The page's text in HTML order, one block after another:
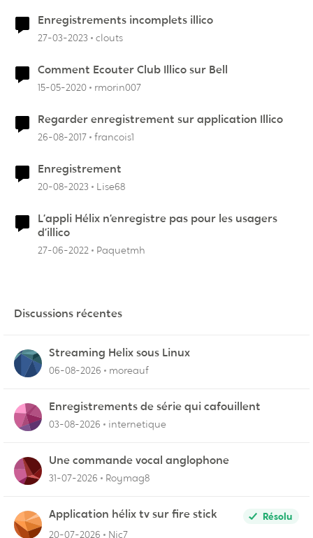
Enregistrements incomplets illico
27-03-2023 clouts
Comment Ecouter Club Illico sur Bell
15-05-2020 rmorin007
Regarder enregistrement sur application Illico
26-08-2017 francois1
Enregistrement
20-08-2023 Lise68
L’appli Hélix n’enregistre pas pour les usagers
d’illico
27-06-2022 Paquetmh
Discussions récentes
Streaming Helix sous Linux
06-08-2026 moreauf
Enregistrements de série qui cafouillent
03-08-2026 internetique
Une commande vocal anglophone
31-07-2026 Roymag8
Application hélix tv sur fire stick
Résolu
20-07-2026
Nic7